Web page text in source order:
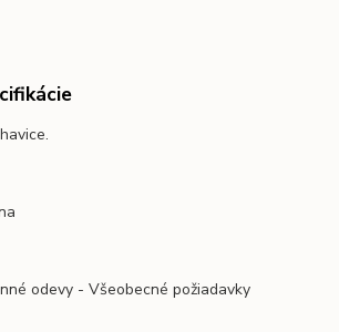
odevy - Všeobecné požiadavky